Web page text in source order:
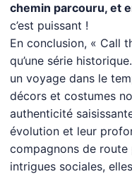
chemin parcouru, et
c’est puissant !
En conclusion, « Call
qu’une série
un voyage dans le
décors et costumes
authenticité
évolution et leur
compagnons de route
intrigues sociales,